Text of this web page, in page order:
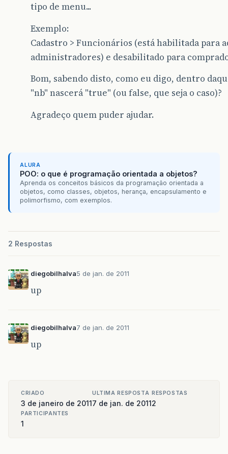
tipo de menu...
Exemplo:
Cadastro > Funcionários (está habilitada para
administradores) e desabilitado para
Bom, sabendo disto, como eu digo, dentro
"nb" nascerá "true" (ou false, que seja o caso)?
Agradeço quem puder ajudar.
ALURA
POO: o que é programação orientada a objetos?
Aprenda os conceitos básicos da programação orientada a
objetos, como classes, objetos, herança, encapsulamento e
polimorfismo, com exemplos.
2 Respostas
diegobilhalva5 de jan. de 2011
up
diegobilhalva7 de jan. de 2011
up
CRIADO
3 de janeiro de 2011
ULTIMA RESPOSTA
7 de jan. de 2011
RESPOSTAS
2
PARTICIPANTES
1